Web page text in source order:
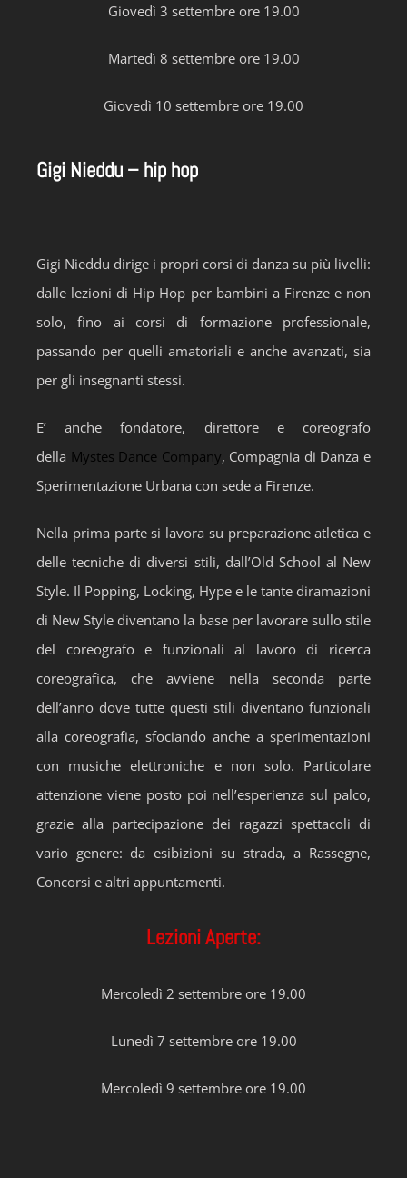
Giovedì 3 settembre ore 19.00
Martedì 8 settembre ore 19.00
Giovedì 10 settembre ore 19.00
Gigi Nieddu – hip hop
Gigi Nieddu dirige i propri corsi di danza su più livelli:
dalle lezioni di Hip Hop per bambini a Firenze e non
solo, fino ai corsi di formazione professionale,
passando per quelli amatoriali e anche avanzati, sia
per gli insegnanti stessi.
E’ anche fondatore, direttore e coreografo
della Mystes Dance Company, Compagnia di Danza e
Sperimentazione Urbana con sede a Firenze.
Nella prima parte si lavora su preparazione atletica e
delle tecniche di diversi stili, dall’Old School al New
Style. Il Popping, Locking, Hype e le tante diramazioni
di New Style diventano la base per lavorare sullo stile
del coreografo e funzionali al lavoro di ricerca
coreografica, che avviene nella seconda parte
dell’anno dove tutte questi stili diventano funzionali
alla coreografia, sfociando anche a sperimentazioni
con musiche elettroniche e non solo. Particolare
attenzione viene posto poi nell’esperienza sul palco,
grazie alla partecipazione dei ragazzi spettacoli di
vario genere: da esibizioni su strada, a Rassegne,
Concorsi e altri appuntamenti.
Lezioni Aperte:
Mercoledì 2 settembre ore 19.00
Lunedì 7 settembre ore 19.00
Mercoledì 9 settembre ore 19.00